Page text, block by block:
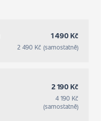
1 490 Kč
2 490 Kč (samostatně)
2 190 Kč
4 190 Kč
(samostatně)